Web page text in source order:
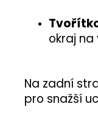
okraj na
Na zadní
pro snažší